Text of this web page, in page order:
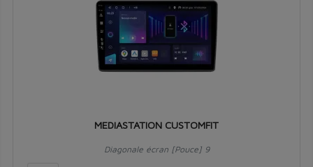
MEDIASTATION CUSTOMFIT
Diagonale écran [Pouce] 9